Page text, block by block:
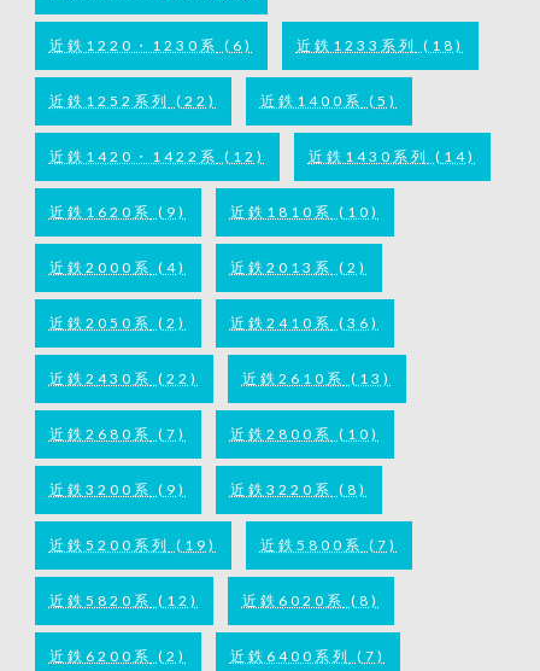
近鉄1220・1230系 (6) 近鉄1233系列 (18)
近鉄1252系列 (22) 近鉄1400系 (5)
近鉄1420・1422系 (12) 近鉄1430系列 (14)
近鉄1620系 (9) 近鉄1810系 (10)
近鉄2000系 (4) 近鉄2013系 (2)
近鉄2050系 (2) 近鉄2410系 (36)
近鉄2430系 (22) 近鉄2610系 (13)
近鉄2680系 (7) 近鉄2800系 (10)
近鉄3200系 (9) 近鉄3220系 (8)
近鉄5200系列 (19) 近鉄5800系 (7)
近鉄5820系 (12) 近鉄6020系 (8)
近鉄6200系 (2) 近鉄6400系列 (7)